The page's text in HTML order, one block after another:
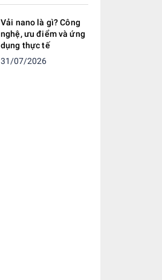
Vải nano là gì? Công
nghệ, ưu điểm và ứng
dụng thực tế
31/07/2026